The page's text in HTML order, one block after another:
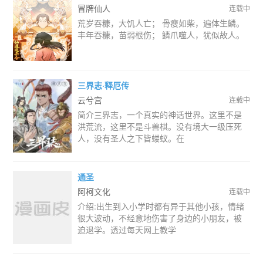
冒牌仙人
连载中
荒岁吞糠，大饥人亡； 骨瘦如柴，遍体生鳞。
丰年吞糠，苗弱根伤； 鳞爪噬人，犹似故人。
三界志·释厄传
云兮宫
连载中
简介三界志，一个真实的神话世界。这里不是
洪荒流，这里不是斗兽棋。没有境大一级压死
人，没有圣人之下皆蝼蚁。在
通圣
阿柯文化
连载中
介绍:出生到入小学时都有异于其他小孩，情绪
很大波动，不经意地伤害了身边的小朋友，被
迫退学。透过每天网上教学